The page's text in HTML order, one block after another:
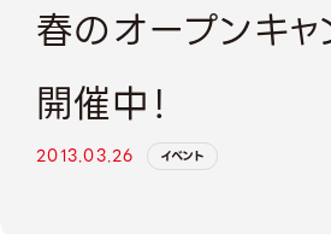
春のオープンキ
開催中！
2013.03.26 イベント